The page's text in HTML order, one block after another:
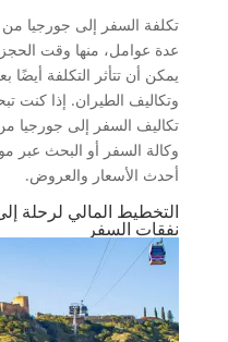
تكلفة السفر إلى جورجيا من
عدة عوامل، منها وقت
يمكن أن تتأثر التكلفة
وتكاليف الطيران. إذا
تكاليف السفر إلى جورجيا
وكالة السفر أو البحث عبر
أحدث الأسعار والعروض.
التخطيط المالي لرحلة
نفقات السفر